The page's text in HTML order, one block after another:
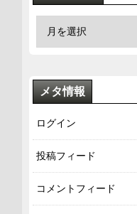
メタ情報
ログイン
投稿フィード
コメントフィード